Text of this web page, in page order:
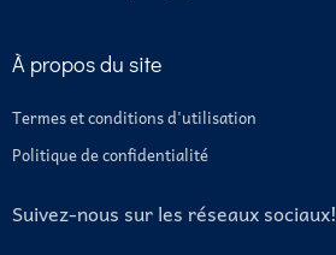
À propos du site
Termes et conditions d'utilisation
Politique de confidentialité
Suivez-nous sur les réseaux sociaux!